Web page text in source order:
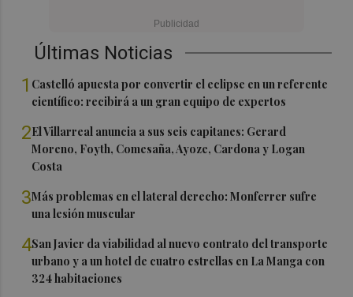
Últimas Noticias
1 Castelló apuesta por convertir el eclipse en un referente
científico: recibirá a un gran equipo de expertos
2El Villarreal anuncia a sus seis capitanes: Gerard
Moreno, Foyth, Comesaña, Ayoze, Cardona y Logan
Costa
3Más problemas en el lateral derecho: Monferrer sufre
una lesión muscular
4San Javier da viabilidad al nuevo contrato del transporte
urbano y a un hotel de cuatro estrellas en La Manga con
324 habitaciones